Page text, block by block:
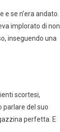
se n’era andato.
implorato di non
inseguendo una
scortesi,
parlare del suo
perfetta. E